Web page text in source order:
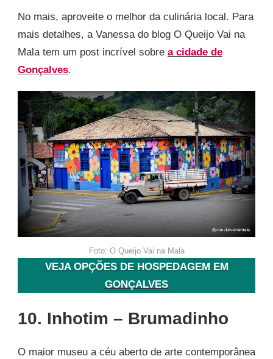
No mais, aproveite o melhor da culinária local. Para
mais detalhes, a Vanessa do blog O Queijo Vai na
Mala tem um post incrível sobre a cidade de
Gonçalves.
Foto: O Queijo Vai na Mala
VEJA OPÇÕES DE HOSPEDAGEM EM
GONÇALVES
10. Inhotim – Brumadinho
O maior museu a céu aberto de arte contemporânea